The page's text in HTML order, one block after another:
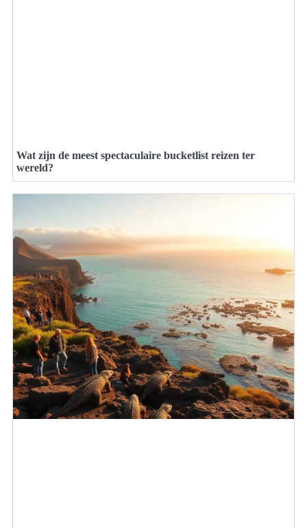
Wat zijn de meest spectaculaire bucketlist reizen ter
wereld?